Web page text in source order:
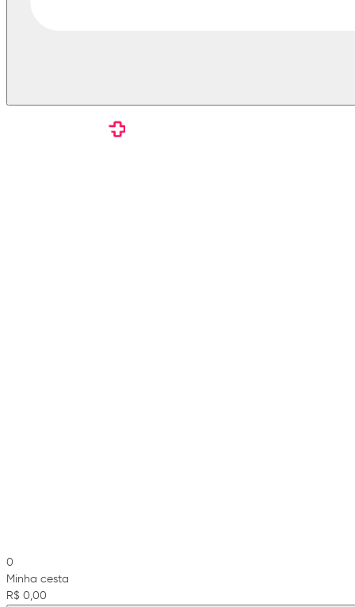
0
Minha cesta
R$ 0,00